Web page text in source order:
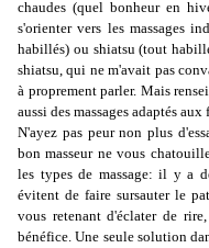
chaudes (quel bonheur en
s'orienter vers les massages
habillés) ou shiatsu (tout
shiatsu, qui ne m'avait pas
à proprement parler. Mais
aussi des massages adaptés
N'ayez pas peur non plus
bon masseur ne vous
les types de massage: il y a
évitent de faire sursauter le
vous retenant d'éclater de
bénéfice. Une seule solution